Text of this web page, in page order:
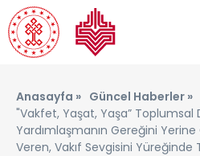
Anasayfa » Güncel Haberler »
"vakfet, Yaşat, Yaşa” Toplumsal
Yardımlaşmanın Gereğini
Veren, Vakıf Sevgisini Yüreğinde